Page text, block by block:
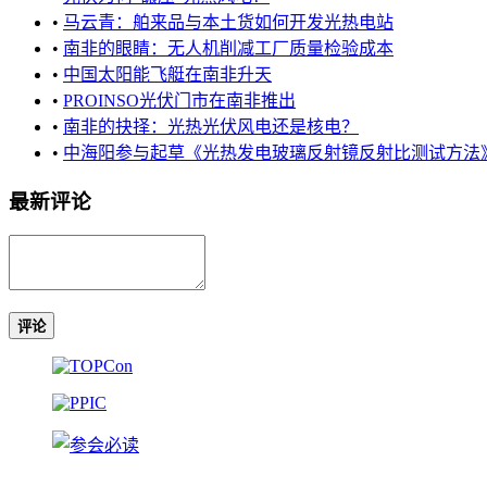
• 马云青：舶来品与本土货如何开发光热电站
• 南非的眼睛：无人机削减工厂质量检验成本
• 中国太阳能飞艇在南非升天
• PROINSO光伏门市在南非推出
• 南非的抉择：光热光伏风电还是核电？
• 中海阳参与起草《光热发电玻璃反射镜反射比测试方法
最新评论
评论